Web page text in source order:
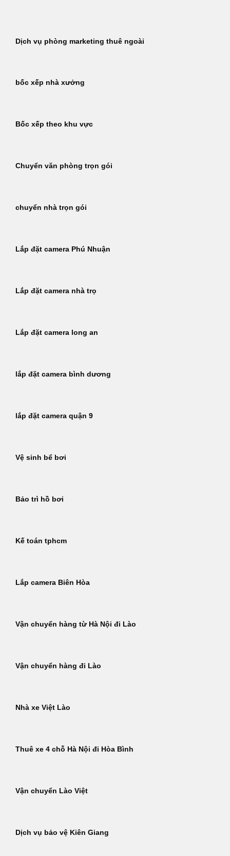
dungDịch vụ phòng marketing thuê ngoài
bốc xếp nhà xưởng
Bốc xếp theo khu vực
Chuyển văn phòng trọn gói
chuyển nhà trọn gói
Lắp đặt camera Phú Nhuận
Lắp đặt camera nhà trọ
Lắp đặt camera long an
lắp đặt camera bình dương
lắp đặt camera quận 9
Vệ sinh bể bơi
Bảo trì hồ bơi
Kế toán tphcm
Lắp camera Biên Hòa
Vận chuyển hàng từ Hà Nội đi Lào
Vận chuyển hàng đi Lào
Nhà xe Việt Lào
Thuê xe 4 chỗ Hà Nội đi Hòa Bình
Vận chuyển Lào Việt
Dịch vụ bảo vệ Kiên Giang